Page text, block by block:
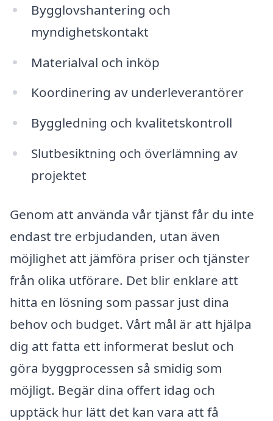
Bygglovshantering och
myndighetskontakt
Materialval och inköp
Koordinering av underleverantörer
Byggledning och kvalitetskontroll
Slutbesiktning och överlämning av
projektet
Genom att använda vår tjänst får du inte
endast tre erbjudanden, utan även
möjlighet att jämföra priser och tjänster
från olika utförare. Det blir enklare att
hitta en lösning som passar just dina
behov och budget. Vårt mål är att hjälpa
dig att fatta ett informerat beslut och
göra byggprocessen så smidig som
möjligt. Begär dina offert idag och
upptäck hur lätt det kan vara att få